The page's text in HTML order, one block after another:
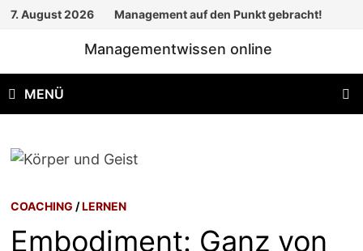
Zum
7. August 2026 Management auf den Punkt gebracht!
Managementwissen online
MENÜ
COACHING /LERNEN
Embodiment: Ganz von